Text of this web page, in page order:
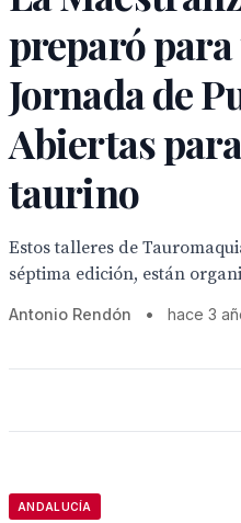
preparó
Jornada de
Abiertas
taurino
Estos talleres de
séptima edición, están
Antonio Rendón • hace 3
ANDALUCÍA